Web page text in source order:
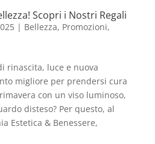
Scopri i Nostri Regali
| Bellezza, Promozioni,
rinascita, luce e nuova
migliore per prendersi cura
con un viso luminoso,
disteso? Per questo, al
Estetica & Benessere,